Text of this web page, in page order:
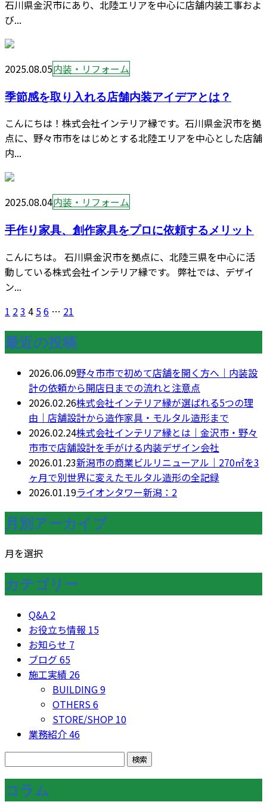
石川県金沢市にあり、北陸エリアを中心に店舗内装工事およ
び...
2025.08.05内装・リフォーム
季節感を取り入れる店舗内装アイデアとは？
こんにちは！株式会社インテリア縁です。石川県金沢市を拠
点に、野々市市をはじめとする北陸エリアを中心とした店舗
内...
2025.08.04内装・リフォーム
手作り家具、創作家具をプロに依頼するメリット
こんにちは。 石川県金沢市を拠点に、北陸三県を中心に活
動している株式会社インテリア縁です。 弊社では、デザイ
ン...
1 23 4 56 … 21
最近の投稿
2026.06.09野々市市で初めて店舗を開く方へ｜内装設
計の依頼から開店日までの流れと注意点
2026.02.26株式会社インテリア縁が選ばれる5つの理
由｜店舗設計から造作家具・モルタル造形まで
2026.02.24株式会社インテリア縁とは｜金沢市・野々
市市で店舗設計を手がける内装デザイン会社
2026.01.23新潟市の商業ビルリニューアル｜270㎡を3
ヶ月で別世界に変えたモルタル造形の全記録
2026.01.19ライオンタワー新潟：2
月別アーカイブ
月を選択
カテゴリー
Q&A 2
お役立ち情報 15
お知らせ 7
ブログ65
施工実績 26
BUILDING9
OTHERS6
STORE/SHOP 10
業務紹介46
コラム